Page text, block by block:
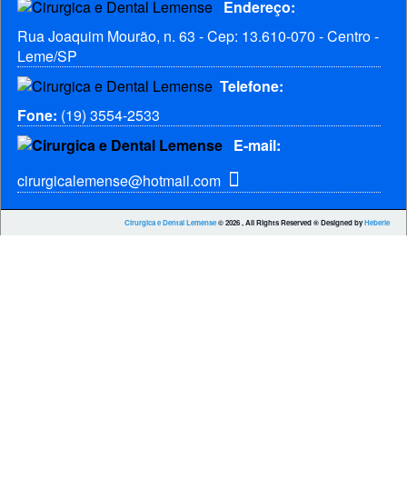
Endereço:
Rua Joaquim Mourão, n. 63 - Cep: 13.610-070 - Centro -
Leme/SP
Telefone:
Fone: (19) 3554-2533
E-mail:
cirurgicalemense@hotmail.com
Cirurgica e Dental Lemense© 2026 , All Rights Reserved ® Designed byHeberle